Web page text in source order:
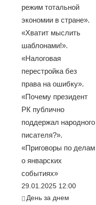
режим тотальной
экономии в стране».
«Хватит мыслить
шаблонами!».
«Налоговая
перестройка без
права на ошибку».
«Почему президент
РК публично
поддержал народного
писателя?».
«Приговоры по делам
о январских
событиях»
29.01.2025 12:00
День за днем